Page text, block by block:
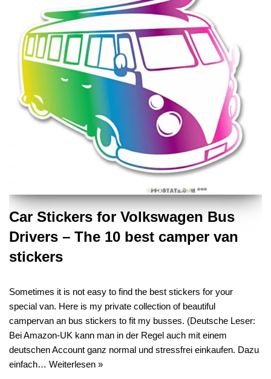
Car Stickers for Volkswagen Bus
Drivers – The 10 best camper van
stickers
Sometimes it is not easy to find the best stickers for your
special van. Here is my private collection of beautiful
campervan an bus stickers to fit my busses. (Deutsche Leser:
Bei Amazon-UK kann man in der Regel auch mit einem
deutschen Account ganz normal und stressfrei einkaufen. Dazu
einfach… Weiterlesen »